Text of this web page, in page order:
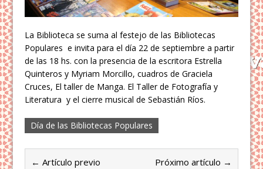
La Biblioteca se suma al festejo de las Bibliotecas
Populares e invita para el día 22 de septiembre a partir
de las 18 hs. con la presencia de la escritora Estrella
Quinteros y Myriam Morcillo, cuadros de Graciela
Cruces, El taller de Manga. El Taller de Fotografía y
Literatura y el cierre musical de Sebastián Ríos.
Día de las Bibliotecas Populares
← Artículo previo Próximo artículo →